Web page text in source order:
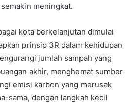
meningkat.
kota berkelanjutan dimulai
prinsip 3R dalam kehidupan
jumlah sampah yang
akhir, menghemat sumber
emisi karbon yang merusak
sama, dengan langkah kecil